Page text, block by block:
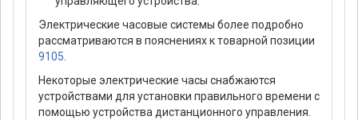
Электрические часовые системы более подробно
рассматриваются в пояснениях к товарной позиции
9105
Некоторые электрические часы снабжаются
устройствами для установки правильного времени с
помощью устройства дистанционного управления.